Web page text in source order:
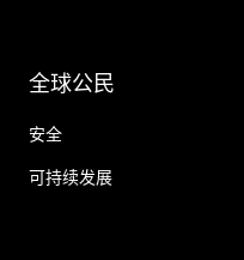
全球公民
安全
可持续发展